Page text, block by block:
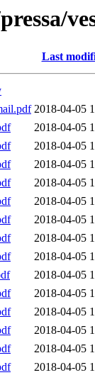
Last
2018-04-05
2018-04-05
2018-04-05
2018-04-05
2018-04-05
2018-04-05
2018-04-05
2018-04-05
2018-04-05
2018-04-05
2018-04-05
2018-04-05
2018-04-05
2018-04-05
2018-04-05